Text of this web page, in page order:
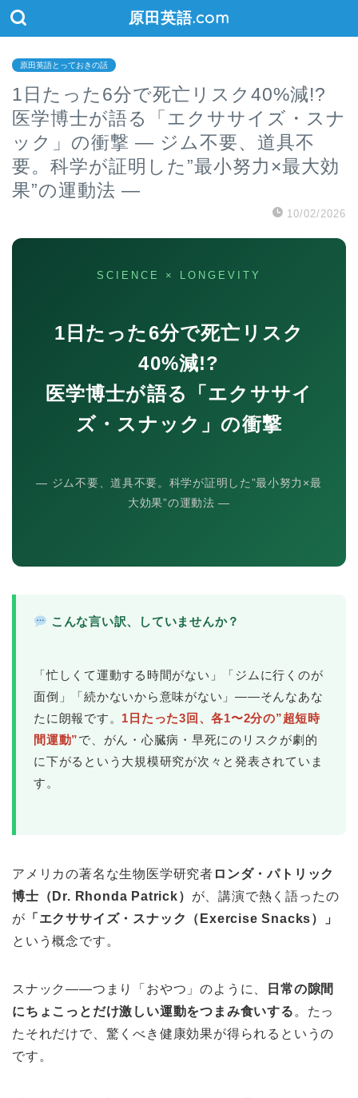
原田英語.com
原田英語とっておきの話
1日たった6分で死亡リスク40%減!?
医学博士が語る「エクササイズ・スナ
ック」の衝撃 ― ジム不要、道具不
要。科学が証明した”最小努力×最大効
果”の運動法 ―
10/02/2026
SCIENCE × LONGEVITY
1日たった6分で死亡リスク
40%減!?
医学博士が語る「エクササイ
ズ・スナック」の衝撃
― ジム不要、道具不要。科学が証明した”最小努力×最
大効果”の運動法 ―
こんな言い訳、していませんか？
「忙しくて運動する時間がない」「ジムに行くのが
面倒」「続かないから意味がない」――そんなあな
たに朗報です。 1日たった3回、各1〜2分の”超短時
間運動”で、がん・心臓病・早死にのリスクが劇的
に下がるという大規模研究が次々と発表されていま
す。
アメリカの著名な生物医学研究者 ロンダ・パトリック
博士（Dr. Rhonda Patrick） が、講演で熱く語ったの
が 「エクササイズ・スナック（Exercise Snacks）」
という概念です。
スナック――つまり「おやつ」のように、
日常の隙間
にちょこっとだけ激しい運動をつまみ食いする 。たっ
たそれだけで、驚くべき健康効果が得られるというの
です。